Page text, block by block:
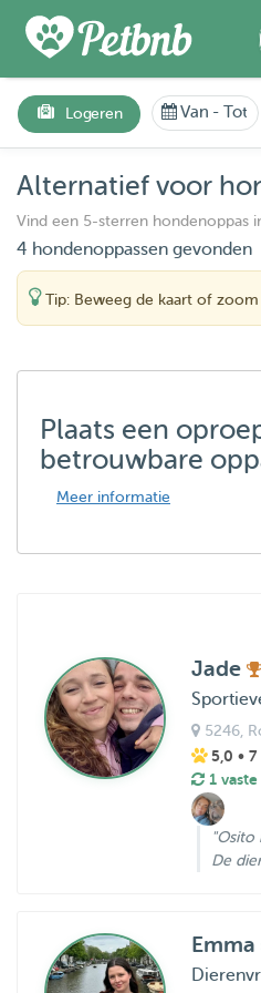
Logeren Van -Tot
Alternatief voor
Vind een 5-sterren hondenoppas
4 hondenoppassen gevonden
Tip: Beweeg de kaart of
Plaats een
betrouwbare
Meer informatie
Jade
5246,
5,0 •
1 vaste
"Osito
De
Emma